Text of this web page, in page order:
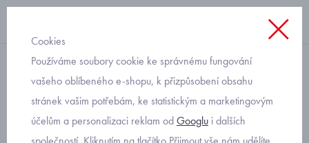
chlapecké
Primigi gore-tex kotníkové
Cookies
Používáme soubory cookie ke správnému fungování
vašeho oblíbeného e-shopu, k přizpůsobení obsahu
stránek vašim potřebám, ke statistickým a marketingovým
účelům a personalizaci reklam odGooglu i dalších